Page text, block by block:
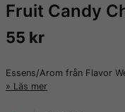
Fruit Candy
55 kr
Essens/Arom från Flavor
Läs mer